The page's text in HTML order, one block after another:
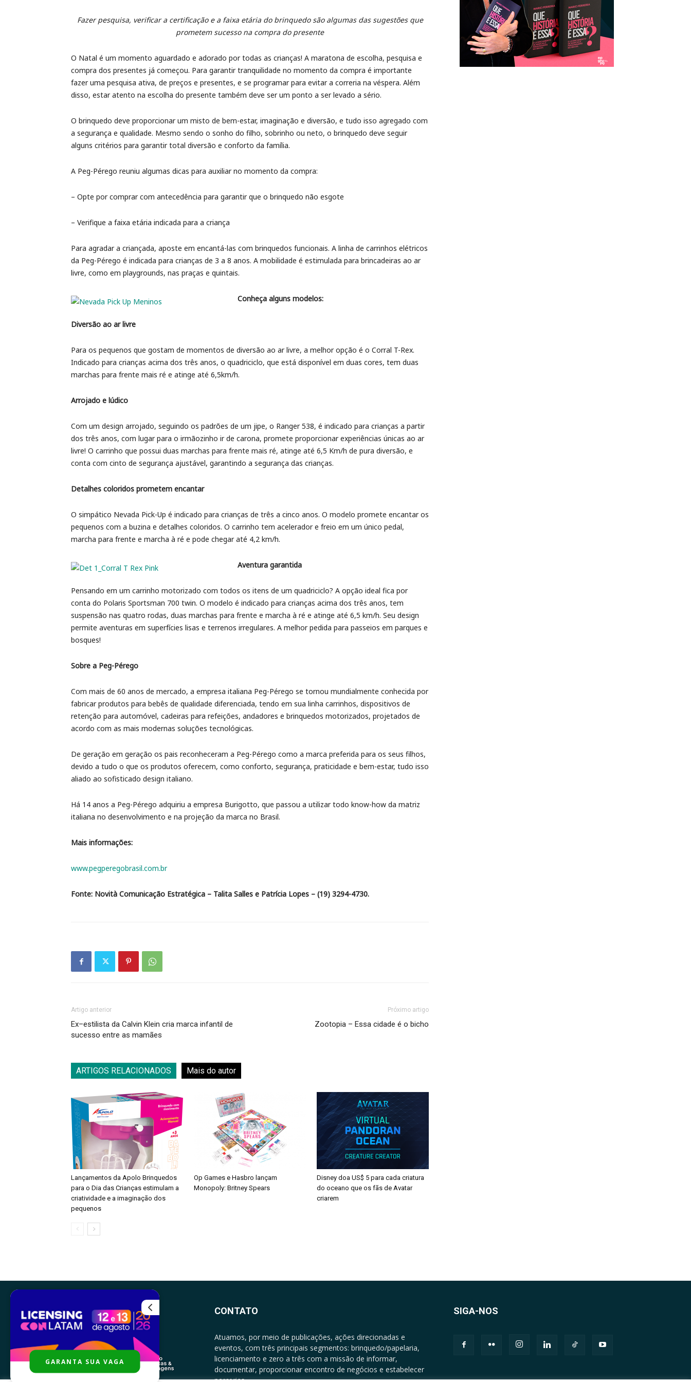
Fazer pesquisa, verificar a certificação e a faixa etária do brinquedo são algumas das sugestões que
prometem sucesso na compra do presente
O Natal é um momento aguardado e adorado por todas as crianças! A maratona de escolha, pesquisa e
compra dos presentes já começou. Para garantir tranquilidade no momento da compra é importante
fazer uma pesquisa ativa, de preços e presentes, e se programar para evitar a correria na véspera. Além
disso, estar atento na escolha do presente também deve ser um ponto a ser levado a sério.
O brinquedo deve proporcionar um misto de bem-estar, imaginação e diversão, e tudo isso agregado com
a segurança e qualidade. Mesmo sendo o sonho do filho, sobrinho ou neto, o brinquedo deve seguir
alguns critérios para garantir total diversão e conforto da família.
A Peg-Pérego reuniu algumas dicas para auxiliar no momento da compra:
– Opte por comprar com antecedência para garantir que o brinquedo não esgote
– Verifique a faixa etária indicada para a criança
Para agradar a criançada, aposte em encantá-las com brinquedos funcionais. A linha de carrinhos elétricos
da Peg-Pérego é indicada para crianças de 3 a 8 anos. A mobilidade é estimulada para brincadeiras ao ar
livre, como em playgrounds, nas praças e quintais.
Conheça alguns modelos:
Diversão ao ar livre
Para os pequenos que gostam de momentos de diversão ao ar livre, a melhor opção é o Corral T-Rex.
Indicado para crianças acima dos três anos, o quadriciclo, que está disponível em duas cores, tem duas
marchas para frente mais ré e atinge até 6,5km/h.
Arrojado e lúdico
Com um design arrojado, seguindo os padrões de um jipe, o Ranger 538, é indicado para crianças a partir
dos três anos, com lugar para o irmãozinho ir de carona, promete proporcionar experiências únicas ao ar
livre! O carrinho que possui duas marchas para frente mais ré, atinge até 6,5 Km/h de pura diversão, e
conta com cinto de segurança ajustável, garantindo a segurança das crianças.
Detalhes coloridos prometem encantar
O simpático Nevada Pick-Up é indicado para crianças de três a cinco anos. O modelo promete encantar os
pequenos com a buzina e detalhes coloridos. O carrinho tem acelerador e freio em um único pedal,
marcha para frente e marcha à ré e pode chegar até 4,2 km/h.
Aventura garantida
Pensando em um carrinho motorizado com todos os itens de um quadriciclo? A opção ideal fica por
conta do Polaris Sportsman 700 twin. O modelo é indicado para crianças acima dos três anos, tem
suspensão nas quatro rodas, duas marchas para frente e marcha à ré e atinge até 6,5 km/h. Seu design
permite aventuras em superfícies lisas e terrenos irregulares. A melhor pedida para passeios em parques e
bosques!
Sobre a Peg-Pérego
Com mais de 60 anos de mercado, a empresa italiana Peg-Pérego se tornou mundialmente conhecida por
fabricar produtos para bebês de qualidade diferenciada, tendo em sua linha carrinhos, dispositivos de
retenção para automóvel, cadeiras para refeições, andadores e brinquedos motorizados, projetados de
acordo com as mais modernas soluções tecnológicas.
De geração em geração os pais reconheceram a Peg-Pérego como a marca preferida para os seus filhos,
devido a tudo o que os produtos oferecem, como conforto, segurança, praticidade e bem-estar, tudo isso
aliado ao sofisticado design italiano.
Há 14 anos a Peg-Pérego adquiriu a empresa Burigotto, que passou a utilizar todo know-how da matriz
italiana no desenvolvimento e na projeção da marca no Brasil.
Mais informações:
www.pegperegobrasil.com.br
Fonte: Novità Comunicação Estratégica – Talita Salles e Patrícia Lopes – (19) 3294-4730.
Artigo anterior
Ex–estilista da Calvin Klein cria marca infantil de
sucesso entre as mamães
Próximo artigo
Zootopia – Essa cidade é o bicho
ARTIGOS RELACIONADOS Mais do autor
Lançamentos da Apolo Brinquedos
para o Dia das Crianças estimulam a
criatividade e a imaginação dos
pequenos
Op Games e Hasbro lançam
Monopoly: Britney Spears
Disney doa US$ 5 para cada criatura
do oceano que os fãs de Avatar
criarem
CONTATO
Atuamos, por meio de publicações, ações direcionadas e
eventos, com três principais segmentos: brinquedo/papelaria,
licenciamento e zero a três com a missão de informar,
documentar, proporcionar encontro de negócios e estabelecer
SIGA-NOS
GARANTA SUA VAGA